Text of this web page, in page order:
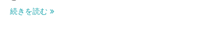
続きを読む